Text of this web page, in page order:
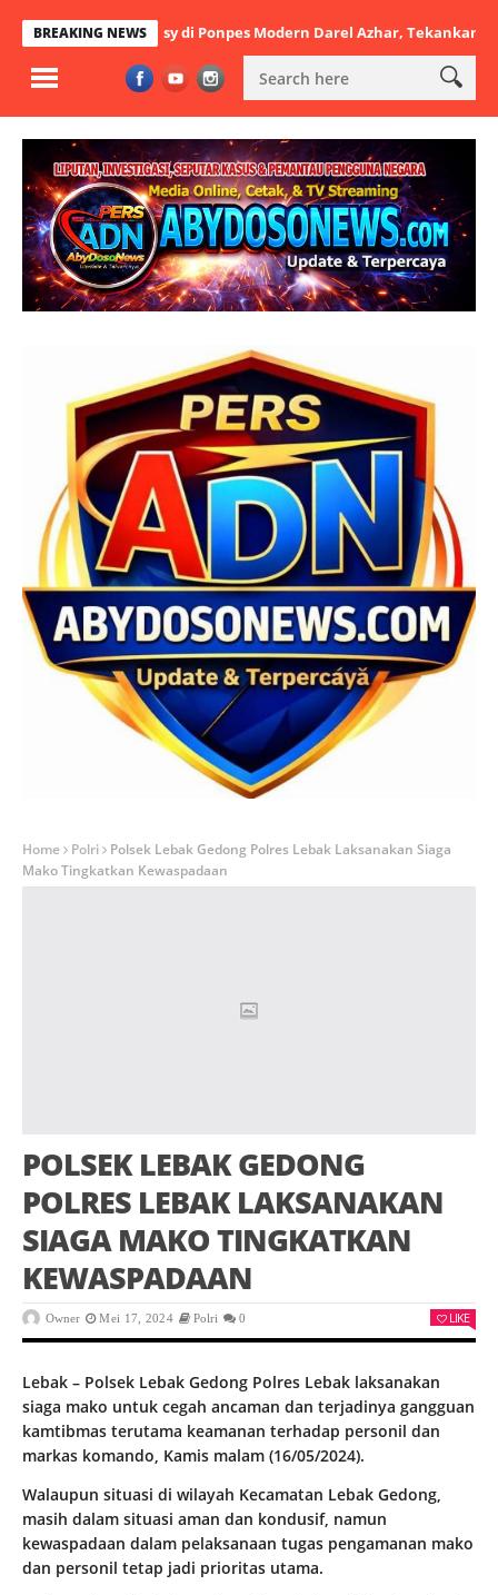
BREAKING NEWS
Arsy di Ponpes Modern Darel Azhar, Tekankan Pentingnya
Home Polri
Polsek Lebak Gedong Polres Lebak Laksanakan Siaga
Mako Tingkatkan Kewaspadaan
POLSEK LEBAK GEDONG
POLRES LEBAK LAKSANAKAN
SIAGA MAKO TINGKATKAN
KEWASPADAAN
Owner Mei 17, 2024 Polri 0 LIKE
Lebak – Polsek Lebak Gedong Polres Lebak laksanakan
siaga mako untuk cegah ancaman dan terjadinya gangguan
kamtibmas terutama keamanan terhadap personil dan
markas komando, Kamis malam (16/05/2024).
Walaupun situasi di wilayah Kecamatan Lebak Gedong,
masih dalam situasi aman dan kondusif, namun
kewaspadaan dalam pelaksanaan tugas pengamanan mako
dan personil tetap jadi prioritas utama.